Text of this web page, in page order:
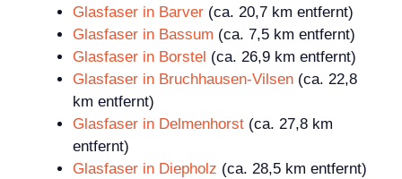
Glasfaser in Barver (ca. 20,7 km entfernt)
Glasfaser in Bassum (ca. 7,5 km entfernt)
Glasfaser in Borstel (ca. 26,9 km entfernt)
Glasfaser in Bruchhausen-Vilsen (ca. 22,8
km entfernt)
Glasfaser in Delmenhorst (ca. 27,8 km
entfernt)
Glasfaser in Diepholz (ca. 28,5 km entfernt)